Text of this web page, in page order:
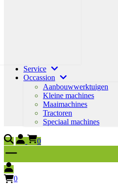
Service
Occassion
Aanbouwwerktuigen
Kleine machines
Maaimachines
Tractoren
Speciaal machines
0
0